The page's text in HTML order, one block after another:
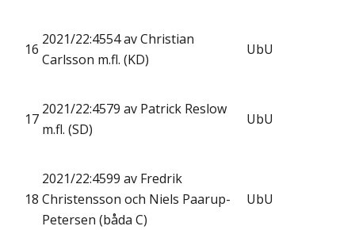
16
2021/22:4554 av Christian
Carlsson m.fl. (KD)
UbU
17
2021/22:4579 av Patrick Reslow
m.fl. (SD)
UbU
18
2021/22:4599 av Fredrik
Christensson och Niels Paarup-
Petersen (båda C)
UbU